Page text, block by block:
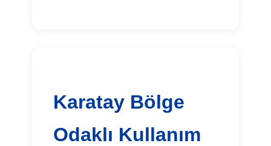
Karatay Bölge
Odaklı Kullanım